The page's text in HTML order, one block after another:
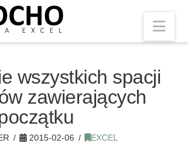
wszystkich spacji
zawierających
2015-02-06 EXCEL